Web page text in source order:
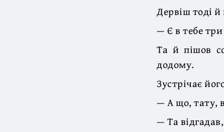
Дервіш тоді
— Є в тебе
Та й пішов
додому.
Зустрічає
— А що, тату,
— Та